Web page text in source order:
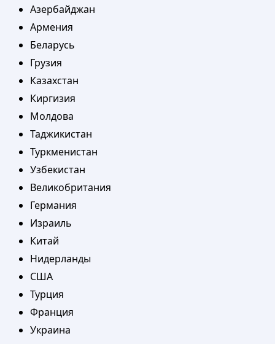
Азербайджан
Армения
Беларусь
Грузия
Казахстан
Киргизия
Молдова
Таджикистан
Туркменистан
Узбекистан
Великобритания
Германия
Израиль
Китай
Нидерланды
США
Турция
Франция
Украина